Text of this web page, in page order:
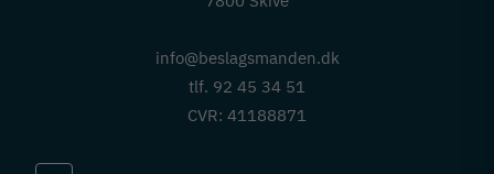
info@beslagsmanden.dk
tlf. 92 45 34 51
CVR: 41188871